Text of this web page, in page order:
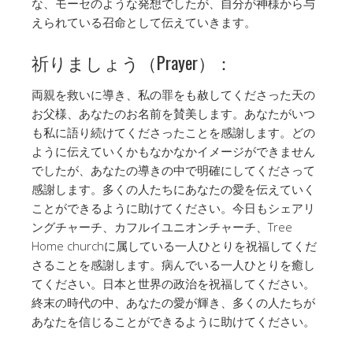
な、モーセのような発想でしたが、自分が神様から与
えられている召命として伝えていきます。
祈りましょう（Prayer）：
両親を救いに導き、私の罪をも赦してくださった天の
お父様、あなたのお名前を賛美します。あなたがいつ
も私に語り続けてくださったことを感謝します。どの
ように伝えていくかもなかなかイメージができません
でしたが、あなたの導きの中で明確にしてくださって
感謝します。多くの人たちにあなたの愛を伝えていく
ことができるように助けてください。今日もシェアリ
ングチャーチ、カフルイユニオンチャーチ、Tree
Home churchに属している一人ひとりを祝福してくだ
さることを感謝します。病んでいる一人ひとりを癒し
てください。日本と世界の政治を祝福してください。
終末の時代の中、あなたの愛が輝き、多くの人たちが
あなたを信じることができるように助けてください。